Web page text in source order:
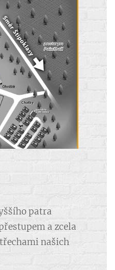
patra
a zcela
našich